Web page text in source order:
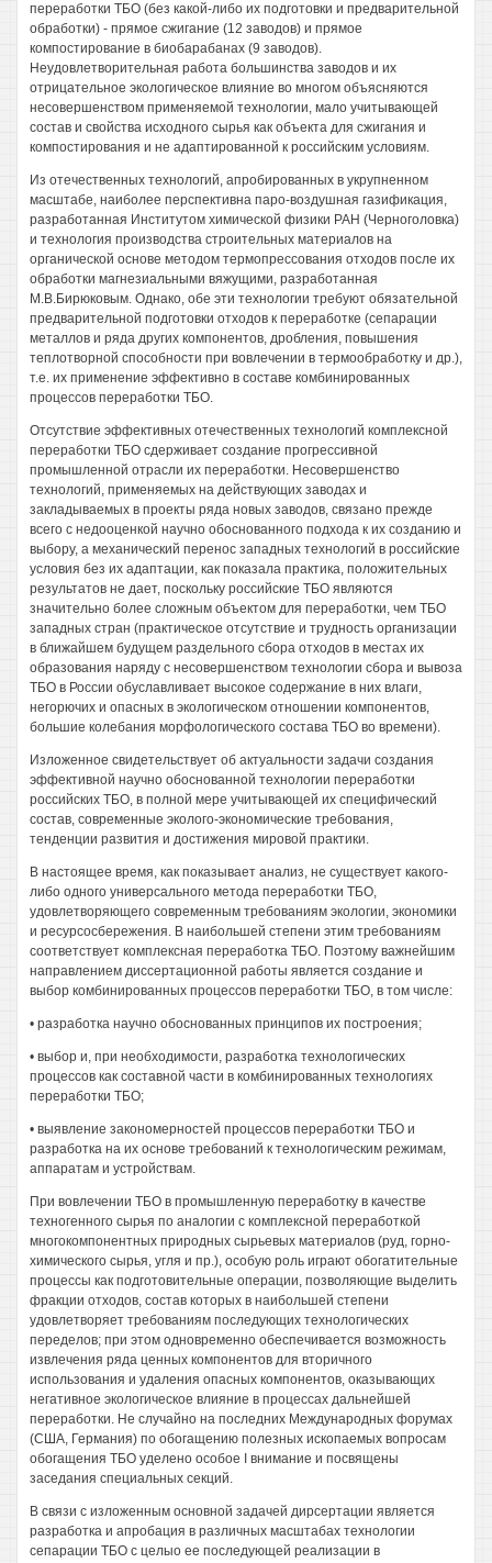
переработки ТБО (без какой-либо их подготовки и предварительной
обработки) - прямое сжигание (12 заводов) и прямое
компостирование в биобарабанах (9 заводов).
Неудовлетворительная работа большинства заводов и их
отрицательное экологическое влияние во многом объясняются
несовершенством применяемой технологии, мало учитывающей
состав и свойства исходного сырья как объекта для сжигания и
компостирования и не адаптированной к российским условиям.
Из отечественных технологий, апробированных в укрупненном
масштабе, наиболее перспективна паро-воздушная газификация,
разработанная Институтом химической физики РАН (Черноголовка)
и технология производства строительных материалов на
органической основе методом термопрессования отходов после их
обработки магнезиальными вяжущими, разработанная
М.В.Бирюковым. Однако, обе эти технологии требуют обязательной
предварительной подготовки отходов к переработке (сепарации
металлов и ряда других компонентов, дробления, повышения
теплотворной способности при вовлечении в термообработку и др.),
т.е. их применение эффективно в составе комбинированных
процессов переработки ТБО.
Отсутствие эффективных отечественных технологий комплексной
переработки ТБО сдерживает создание прогрессивной
промышленной отрасли их переработки. Несовершенство
технологий, применяемых на действующих заводах и
закладываемых в проекты ряда новых заводов, связано прежде
всего с недооценкой научно обоснованного подхода к их созданию и
выбору, а механический перенос западных технологий в российские
условия без их адаптации, как показала практика, положительных
результатов не дает, поскольку российские ТБО являются
значительно более сложным объектом для переработки, чем ТБО
западных стран (практическое отсутствие и трудность организации
в ближайшем будущем раздельного сбора отходов в местах их
образования наряду с несовершенством технологии сбора и вывоза
ТБО в России обуславливает высокое содержание в них влаги,
негорючих и опасных в экологическом отношении компонентов,
большие колебания морфологического состава ТБО во времени).
Изложенное свидетельствует об актуальности задачи создания
эффективной научно обоснованной технологии переработки
российских ТБО, в полной мере учитывающей их специфический
состав, современные эколого-экономические требования,
тенденции развития и достижения мировой практики.
В настоящее время, как показывает анализ, не существует какого-
либо одного универсального метода переработки ТБО,
удовлетворяющего современным требованиям экологии, экономики
и ресурсосбережения. В наибольшей степени этим требованиям
соответствует комплексная переработка ТБО. Поэтому важнейшим
направлением диссертационной работы является создание и
выбор комбинированных процессов переработки ТБО, в том числе:
• разработка научно обоснованных принципов их построения;
• выбор и, при необходимости, разработка технологических
процессов как составной части в комбинированных технологиях
переработки ТБО;
• выявление закономерностей процессов переработки ТБО и
разработка на их основе требований к технологическим режимам,
аппаратам и устройствам.
При вовлечении ТБО в промышленную переработку в качестве
техногенного сырья по аналогии с комплексной переработкой
многокомпонентных природных сырьевых материалов (руд, горно-
химического сырья, угля и пр.), особую роль играют обогатительные
процессы как подготовительные операции, позволяющие выделить
фракции отходов, состав которых в наибольшей степени
удовлетворяет требованиям последующих технологических
переделов; при этом одновременно обеспечивается возможность
извлечения ряда ценных компонентов для вторичного
использования и удаления опасных компонентов, оказывающих
негативное экологическое влияние в процессах дальнейшей
переработки. Не случайно на последних Международных форумах
(США, Германия) по обогащению полезных ископаемых вопросам
обогащения ТБО уделено особое I внимание и посвящены
заседания специальных секций.
В связи с изложенным основной задачей дирсертации является
разработка и апробация в различных масштабах технологии
сепарации ТБО с целыо ее последующей реализации в